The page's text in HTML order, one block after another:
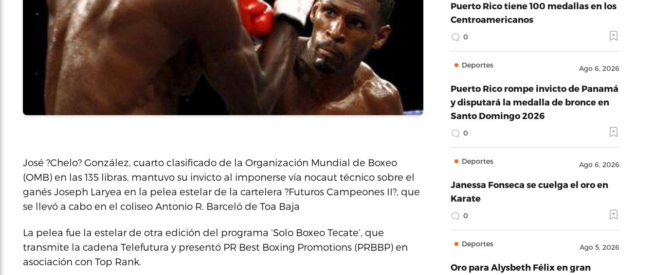
José ?Chelo? González, cuarto clasificado de la Organización Mundial de Boxeo
(OMB) en las 135 libras, mantuvo su invicto al imponerse vía nocaut técnico sobre el
ganés Joseph Laryea en la pelea estelar de la cartelera ?Futuros Campeones II?, que
se llevó a cabo en el coliseo Antonio R. Barceló de Toa Baja
La pelea fue la estelar de otra edición del programa ‘Solo Boxeo Tecate’, que
transmite la cadena Telefutura y presentó PR Best Boxing Promotions (PRBBP) en
asociación con Top Rank.
Puerto Rico tiene 100 medallas en los
Centroamericanos
0
Deportes Ago 6, 2026
Puerto Rico rompe invicto de Panamá
y disputará la medalla de bronce en
Santo Domingo 2026
0
Deportes Ago 6, 2026
Janessa Fonseca se cuelga el oro en
Karate
0
Deportes Ago 5, 2026
Oro para Alysbeth Félix en gran